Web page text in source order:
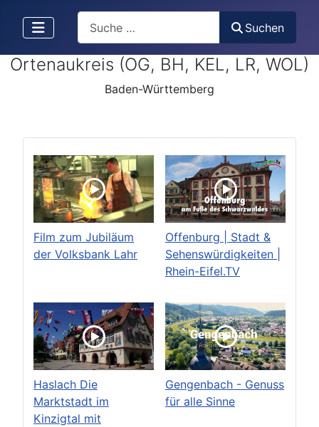
Suchen
Ortenaukreis (OG, BH, KEL, LR, WOL)
Baden-Württemberg
Film zum Jubiläum
der Volksbank Lahr
Offenburg | Stadt &
Sehenswürdigkeiten |
Rhein-Eifel.TV
Haslach Die
Marktstadt im
Kinzigtal mit
Gengenbach - Genuss
für alle Sinne